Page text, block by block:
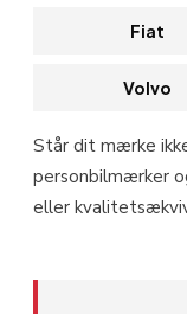
Fiat
Volvo
Står dit mærke
personbilmærker
eller